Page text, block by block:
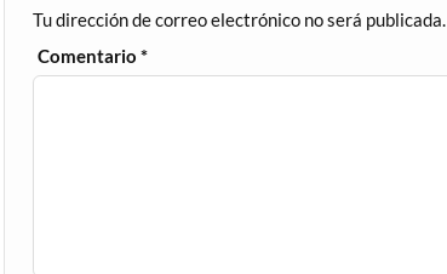
Tu dirección de correo electrónico no será publicada.
Comentario*